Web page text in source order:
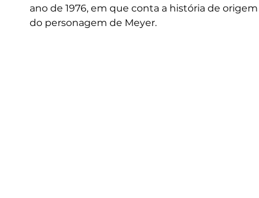
ano de 1976, em que conta a história de
do personagem de Meyer.